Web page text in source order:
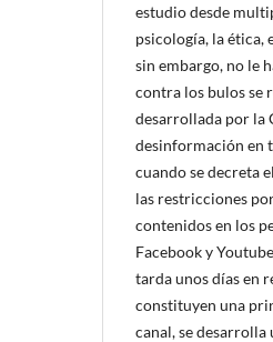
estudio desde
psicología, la ética,
sin embargo, no le
contra los bulos se
desarrollada por la
desinformación en
cuando se decreta
las restricciones
contenidos en los
Facebook y
tarda unos días en
constituyen una
canal, se